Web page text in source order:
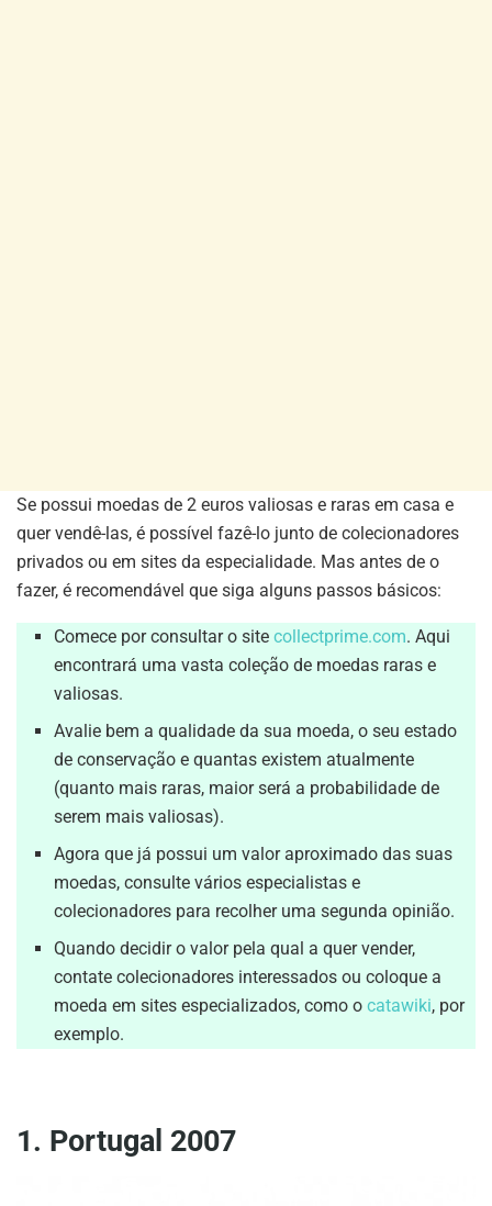
Se possui moedas de 2 euros valiosas e raras em casa e
quer vendê-las, é possível fazê-lo junto de colecionadores
privados ou em sites da especialidade. Mas antes de o
fazer, é recomendável que siga alguns passos básicos:
Comece por consultar o sitecollectprime.com. Aqui
encontrará uma vasta coleção de moedas raras e
valiosas.
Avalie bem a qualidade da sua moeda, o seu estado
de conservação e quantas existem atualmente
(quanto mais raras, maior será a probabilidade de
serem mais valiosas).
Agora que já possui um valor aproximado das suas
moedas, consulte vários especialistas e
colecionadores para recolher uma segunda opinião.
Quando decidir o valor pela qual a quer vender,
contate colecionadores interessados ou coloque a
moeda em sites especializados, como ocatawiki, por
exemplo.
1. Portugal 2007